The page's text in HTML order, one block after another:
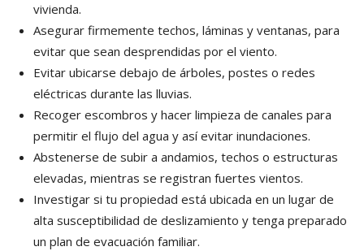
vivienda.
Asegurar firmemente techos, láminas y ventanas, para
evitar que sean desprendidas por el viento.
Evitar ubicarse debajo de árboles, postes o redes
eléctricas durante las lluvias.
Recoger escombros y hacer limpieza de canales para
permitir el flujo del agua y así evitar inundaciones.
Abstenerse de subir a andamios, techos o estructuras
elevadas, mientras se registran fuertes vientos.
Investigar si tu propiedad está ubicada en un lugar de
alta susceptibilidad de deslizamiento y tenga preparado
un plan de evacuación familiar.